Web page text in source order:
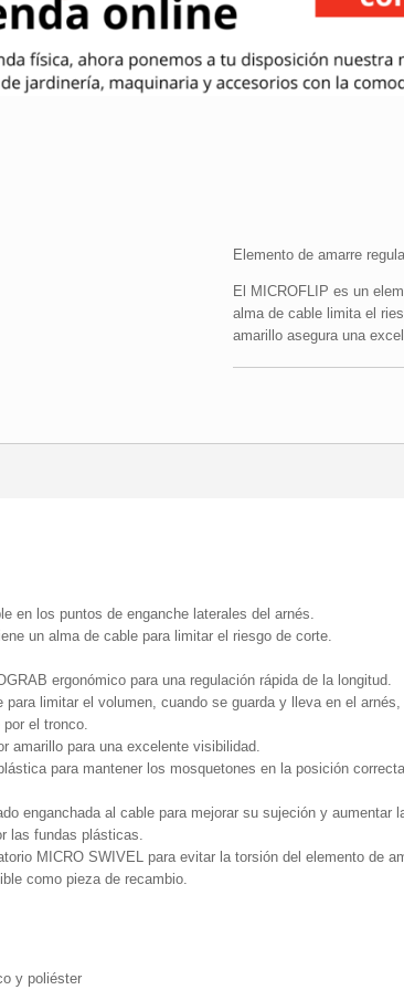
Elemento de amarre
El MICROFLIP es un
alma de cable limita el
amarillo asegura una
en los puntos de enganche laterales del arnés.
un alma de cable para limitar el riesgo de corte.
ergonómico para una regulación rápida de la longitud.
para limitar el volumen, cuando se guarda y lleva en el
el tronco.
amarillo para una excelente visibilidad.
para mantener los mosquetones en la posición correcta.
enganchada al cable para mejorar su sujeción y aumentar
las fundas plásticas.
MICRO SWIVEL para evitar la torsión del elemento de
como pieza de recambio.
y poliéster